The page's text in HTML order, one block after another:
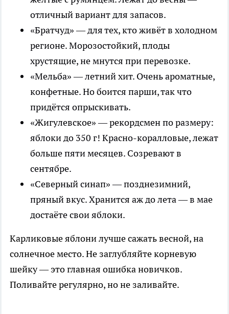
отличный вариант для запасов.
«Братчуд» — для тех, кто живёт в холодном
регионе. Морозостойкий, плоды
хрустящие, не мнутся при перевозке.
«Мельба» — летний хит. Очень ароматные,
конфетные. Но боится парши, так что
придётся опрыскивать.
«Жигулевское» — рекордсмен по размеру:
яблоки до 350 г! Красно-коралловые, лежат
больше пяти месяцев. Созревают в
сентябре.
«Северный синап» — позднезимний,
пряный вкус. Хранится аж до лета — в мае
достаёте свои яблоки.
Карликовые яблони лучше сажать весной, на
солнечное место. Не заглубляйте корневую
шейку — это главная ошибка новичков.
Поливайте регулярно, но не заливайте.